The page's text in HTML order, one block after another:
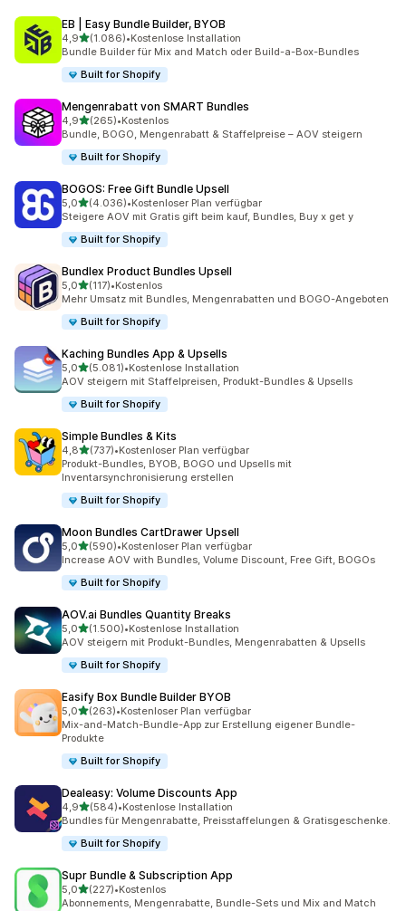
EB | Easy Bundle Builder, BYOB
4,9von 5 Sternen
(1.086)
1086 Rezensionen insgesamt
•Kostenlose Installation
Bundle Builder für Mix and Match oder Build-a-Box-Bundles
Built for Shopify
Mengenrabatt von SMART Bundles
4,9von 5 Sternen
(265)
265 Rezensionen insgesamt
•Kostenlos
Bundle, BOGO, Mengenrabatt & Staffelpreise – AOV steigern
Built for Shopify
BOGOS: Free Gift Bundle Upsell
5,0von 5 Sternen
(4.036)
4036 Rezensionen insgesamt
•Kostenloser Plan verfügbar
Steigere AOV mit Gratis gift beim kauf, Bundles, Buy x get y
Built for Shopify
Bundlex Product Bundles Upsell
5,0von 5 Sternen
(117)
117 Rezensionen insgesamt
•Kostenlos
Mehr Umsatz mit Bundles, Mengenrabatten und BOGO-Angeboten
Built for Shopify
Kaching Bundles App & Upsells
5,0von 5 Sternen
(5.081)
5081 Rezensionen insgesamt
•Kostenlose Installation
AOV steigern mit Staffelpreisen, Produkt-Bundles & Upsells
Built for Shopify
Simple Bundles & Kits
4,8von 5 Sternen
(737)
737 Rezensionen insgesamt
•Kostenloser Plan verfügbar
Produkt-Bundles, BYOB, BOGO und Upsells mit
Inventarsynchronisierung erstellen
Built for Shopify
Moon Bundles CartDrawer Upsell
5,0von 5 Sternen
(590)
590 Rezensionen insgesamt
•Kostenloser Plan verfügbar
Increase AOV with Bundles, Volume Discount, Free Gift, BOGOs
Built for Shopify
AOV.ai Bundles Quantity Breaks
5,0von 5 Sternen
(1.500)
1500 Rezensionen insgesamt
•Kostenlose Installation
AOV steigern mit Produkt-Bundles, Mengenrabatten & Upsells
Built for Shopify
Easify Box Bundle Builder BYOB
5,0von 5 Sternen
(263)
263 Rezensionen insgesamt
•Kostenloser Plan verfügbar
Mix-and-Match-Bundle-App zur Erstellung eigener Bundle-
Produkte
Built for Shopify
Dealeasy: Volume Discounts App
4,9von 5 Sternen
(584)
584 Rezensionen insgesamt
•Kostenlose Installation
Bundles für Mengenrabatte, Preisstaffelungen & Gratisgeschenke.
Built for Shopify
Supr Bundle & Subscription App
5,0von 5 Sternen
(227)
227 Rezensionen insgesamt
•Kostenlos
Abonnements, Mengenrabatte, Bundle-Sets und Mix and Match